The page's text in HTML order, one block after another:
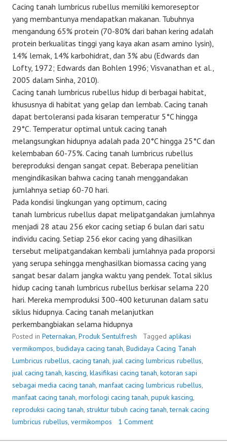
Cacing tanah lumbricus rubellus memiliki kemoreseptor
yang membantunya mendapatkan makanan. Tubuhnya
mengandung 65% protein (70-80% dari bahan kering adalah
protein berkualitas tinggi yang kaya akan asam amino lysin),
14% lemak, 14% karbohidrat, dan 3% abu (Edwards dan
Lofty, 1972; Edwards dan Bohlen 1996; Visvanathan et al.,
2005 dalam Sinha, 2010).
Cacing tanah lumbricus rubellus hidup di berbagai habitat,
khususnya di habitat yang gelap dan lembab. Cacing tanah
dapat bertoleransi pada kisaran temperatur 5°C hingga
29°C. Temperatur optimal untuk cacing tanah
melangsungkan hidupnya adalah pada 20°C hingga 25°C dan
kelembaban 60-75%. Cacing tanah lumbricus rubellus
bereproduksi dengan sangat cepat. Beberapa penelitian
mengindikasikan bahwa cacing tanah menggandakan
jumlahnya setiap 60-70 hari.
Pada kondisi lingkungan yang optimum, cacing
tanah lumbricus rubellus dapat melipatgandakan jumlahnya
menjadi 28 atau 256 ekor cacing setiap 6 bulan dari satu
individu cacing. Setiap 256 ekor cacing yang dihasilkan
tersebut melipatgandakan kembali jumlahnya pada proporsi
yang serupa sehingga menghasilkan biomassa cacing yang
sangat besar dalam jangka waktu yang pendek. Total siklus
hidup cacing tanah lumbricus rubellus berkisar selama 220
hari. Mereka memproduksi 300-400 keturunan dalam satu
siklus hidupnya. Cacing tanah melanjutkan
perkembangbiakan selama hidupnya
Posted in Peternakan, Produk Sentulfresh Tagged aplikasi
vermikompos, budidaya cacing tanah, Budidaya Cacing Tanah
Lumbricus rubellus, cacing tanah, jual cacing lumbricus rubellus,
jual cacing tanah, kascing, klasifikasi cacing tanah, kotoran sapi
sebagai media cacing tanah, manfaat cacing lumbricus rubellus,
manfaat cacing tanah, morfologi cacing tanah, pupuk kascing,
reproduksi cacing tanah, struktur tubuh cacing tanah,ternak cacing
lumbricus rubellus, vermikompos 1 Comment